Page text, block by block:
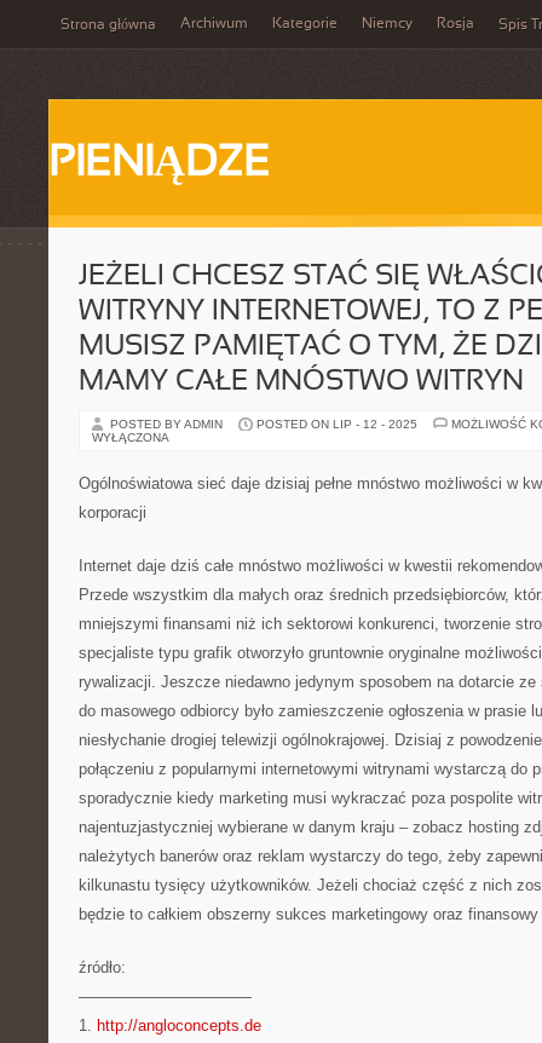
Strona główna Archiwum Kategorie Niemcy Rosja Spis
PIENIĄDZE
JEŻELI CHCESZ STAĆ SIĘ
WITRYNY INTERNETOWEJ, TO Z
MUSISZ PAMIĘTAĆ O TYM, ŻE
MAMY CAŁE MNÓSTWO WITRYN
POSTED BY ADMIN POSTED ON LIP - 12 - 2025
MOŻLIWOŚĆ
WYŁĄCZONA
Ogólnoświatowa sieć daje dzisiaj pełne mnóstwo możliwości w
korporacji
Internet daje dziś całe mnóstwo możliwości w kwestii
Przede wszystkim dla małych oraz średnich przedsiębiorców,
mniejszymi finansami niż ich sektorowi konkurenci, tworzenie
specjaliste typu grafik otworzyło gruntownie oryginalne
rywalizacji. Jeszcze niedawno jedynym sposobem na dotarcie
do masowego odbiorcy było zamieszczenie ogłoszenia w prasie
niesłychanie drogiej telewizji ogólnokrajowej. Dzisiaj z
połączeniu z popularnymi internetowymi witrynami wystarczą do
sporadycznie kiedy marketing musi wykraczać poza pospolite
najentuzjastyczniej wybierane w danym kraju – zobacz hosting
należytych banerów oraz reklam wystarczy do tego, żeby
kilkunastu tysięcy użytkowników. Jeżeli chociaż część z nich
będzie to całkiem obszerny sukces marketingowy oraz
źródło:
———————————
1. http://angloconcepts.de